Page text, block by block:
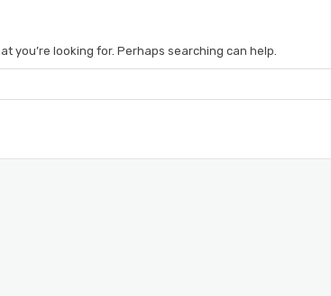
you’re looking for. Perhaps searching can help.